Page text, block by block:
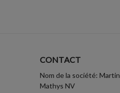
CONTACT
Nom de la société: Martin
Mathys NV